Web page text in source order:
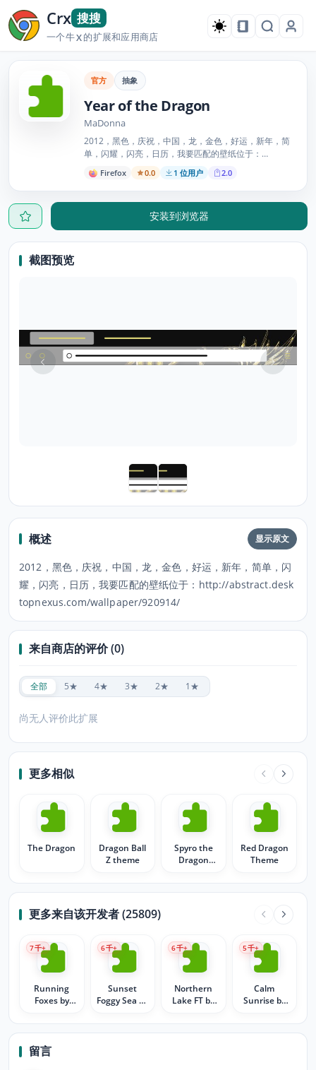
Crx 搜搜
一个牛X的扩展和应用商店
官方 抽象
Year of the Dragon
MaDonna
2012，黑色，庆祝，中国，龙，金色，好运，新年，简
单，闪耀，闪亮，日历，我要匹配的壁纸位于：
http://abstract.desktopnexus.com/wallpaper/920914/
Firefox 0.0 1 位用户 2.0
安装到浏览器
截图预览
概述 显示原文
2012，黑色，庆祝，中国，龙，金色，好运，新年，简单，闪
耀，闪亮，日历，我要匹配的壁纸位于：http://abstract.desk
topnexus.com/wallpaper/920914/
来自商店的评价 (0)
全部 5★ 4★ 3★ 2★ 1★
尚无人评价此扩展
更多相似
The Dragon
Dragon Ball
Z theme
Spyro the
Dragon
Red Dragon
Theme
更多来自该开发者 (25809)
Running
Foxes by
7千+
Sunset
Foggy Sea by
6千+
Northern
Lake FT by
6千+
Calm
Sunrise by
5千+
留言